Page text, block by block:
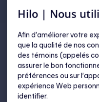
Hilo | Nous
Afin d’améliorer votre
que la qualité de nos
des témoins (appelés
assurer le bon
préférences ou sur
expérience Web
identifier.